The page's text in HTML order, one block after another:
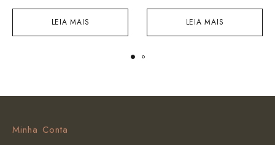
LEIA MAIS LEIA MAIS
Minha Conta